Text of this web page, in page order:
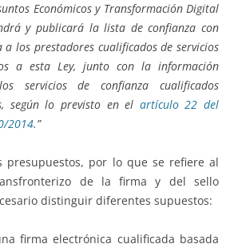
Económicos y Transformación Digital
y publicará la lista de confianza con
los prestadores cualificados de servicios
a esta Ley, junto con la información
servicios de confianza cualificados
según lo previsto en el artículo 22 del
2014.”
presupuestos, por lo que se refiere al
de la firma y del sello
distinguir diferentes supuestos:
firma electrónica cualificada basada